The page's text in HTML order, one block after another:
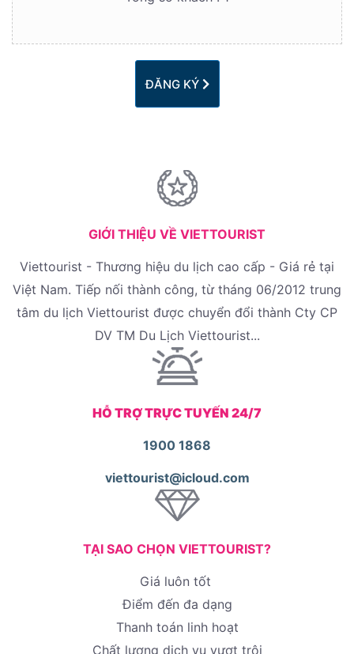
ĐĂNG KÝ
GIỚI THIỆU VỀ VIETTOURIST
Viettourist - Thương hiệu du lịch cao cấp - Giá rẻ tại
Việt Nam. Tiếp nối thành công, từ tháng 06/2012 trung
tâm du lịch Viettourist được chuyển đổi thành Cty CP
DV TM Du Lịch Viettourist...
HỖ TRỢ TRỰC TUYẾN 24/7
1900 1868
viettourist@icloud.com
TẠI SAO CHỌN VIETTOURIST?
Giá luôn tốt
Điểm đến đa dạng
Thanh toán linh hoạt
Chất lượng dịch vụ vượt trội